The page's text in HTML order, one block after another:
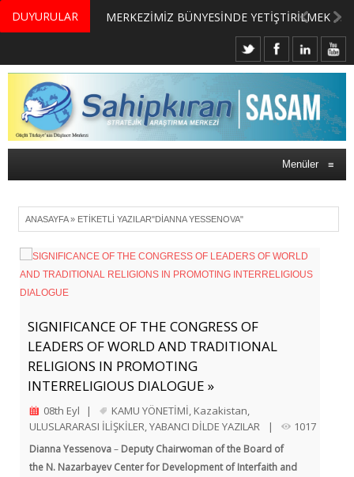
DUYURULAR MERKEZİMİZ BÜNYESİNDE YETİŞTİRİLMEK ÜZERE GÖNÜLLÜ ÜLKE MASASI UZMANI VE UZMAN ADAYLARI ARIYORUZ
Menüler ≡
ANASAYFA» ETIKETLI YAZILAR"DIANNA YESSENOVA"
SIGNIFICANCE OF THE CONGRESS OF
LEADERS OF WORLD AND TRADITIONAL
RELIGIONS IN PROMOTING
INTERRELIGIOUS DIALOGUE »
08th Eyl | KAMU YÖNETİMİ Kazakistan
ULUSLARARASI İLİŞKİLER YABANCI DİLDE YAZILAR | 1017
Dianna Yessenova– Deputy Chairwoman of the Board of
the N. Nazarbayev Center for Development of Interfaith and